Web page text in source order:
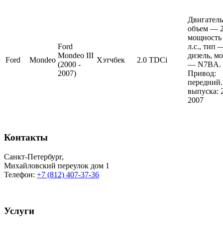
Ford Mondeo
Ford
Mondeo III
(2000 -
2007)
Хэтчбек 2.0 TDCi
объем —
л.с., тип
дизель,
— N7BA.
Привод:
выпуска:
2007
Контакты
Санкт-Петербург,
Михайловский переулок дом 1
Телефон: +7 (812) 407-37-36
Услуги